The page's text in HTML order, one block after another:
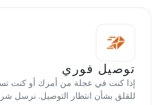
توصيل فوري
إذا كنت في عجلة من أمرك أو كنت